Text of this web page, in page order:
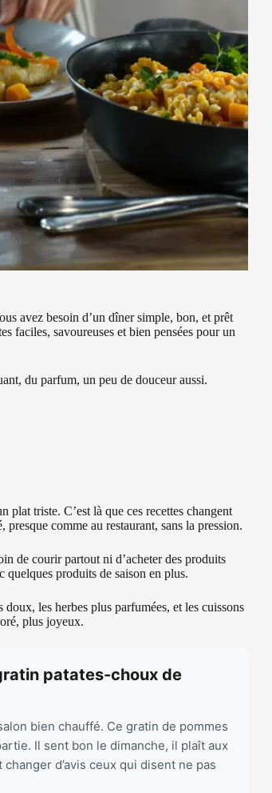
avez besoin d’un dîner simple, bon, et prêt
faciles, savoureuses et bien pensées pour un
du parfum, un peu de douceur aussi.
triste. C’est là que ces recettes changent
comme au restaurant, sans la pression.
de courir partout ni d’acheter des produits
quelques produits de saison en plus.
les herbes plus parfumées, et les cuissons
plus joyeux.
patates-choux de
bien chauffé. Ce gratin de pommes
Il sent bon le dimanche, il plaît aux
d’avis ceux qui disent ne pas